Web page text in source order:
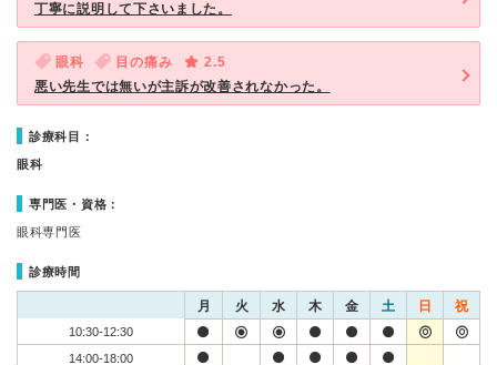
丁寧に説明して下さいました。
眼科 目の痛み
2.5
悪い先生では無いが主訴が改善されなかった。
診療科目：
眼科
専門医・資格：
眼科専門医
診療時間
月 火 水 木 金 土 日 祝
10:30-12:30
14:00-18:00